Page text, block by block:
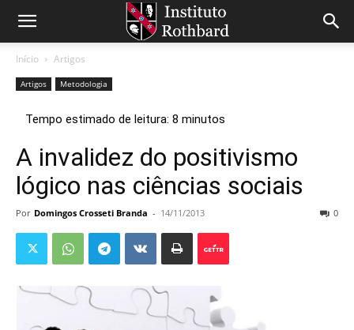
Início Artigos
Artigos Metodologia
A invalidez do positivismo
lógico nas ciências sociais
Por Domingos Crosseti Branda - 14/11/2013 0